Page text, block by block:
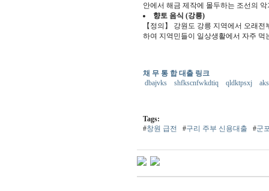
안에서 해금 제작에 몰두하는 조선의
향토 음식 (강릉)
【정의】 강원도 강릉 지역에서 오래
하여 지역민들이 일상생활에서 자주 먹
채 무 통 합 대출 링크
dbajvks
shfkscnfwkdtiq qldktpsxj
Tags:
#창원 급전 #구리 주부 신용대출 #군